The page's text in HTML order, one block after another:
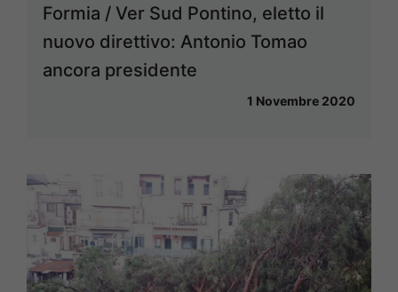
Formia / Ver Sud Pontino, eletto il
nuovo direttivo: Antonio Tomao
ancora presidente
1 Novembre 2020